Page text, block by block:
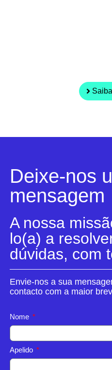
Deixe-nos
mensagem
A nossa
lo(a) a
dúvidas, com
Envie-nos a sua
contacto com a maior
Nome
Apelido